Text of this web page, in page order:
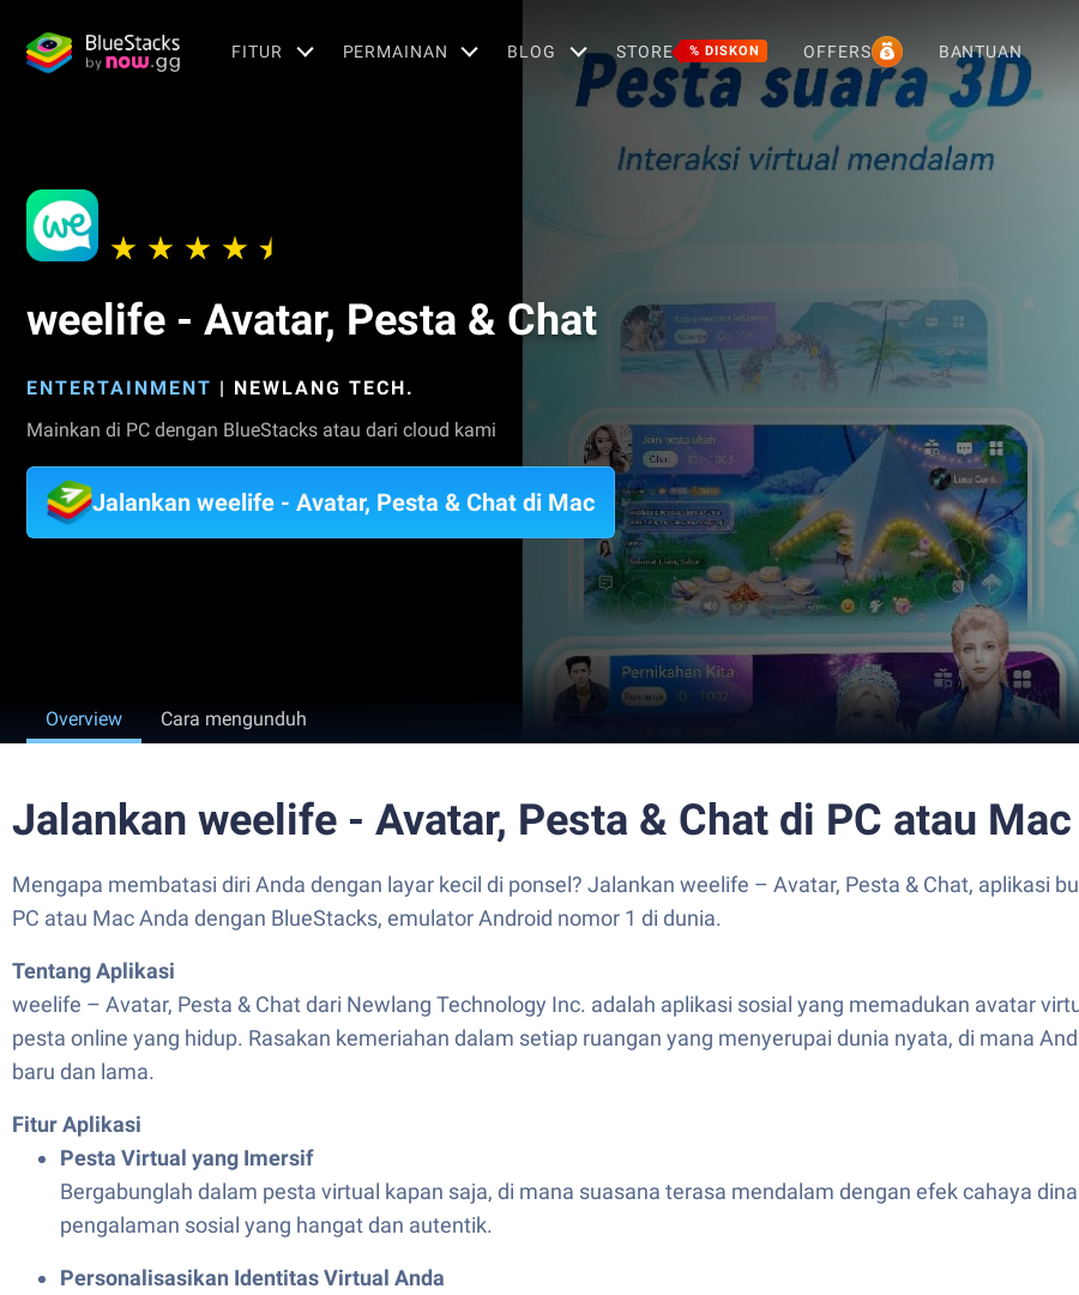
FITUR PERMAINAN BLOG STORE % DISKON OFFERS BANTUAN
weelife - Avatar, Pesta & Chat
ENTERTAINMENT | NEWLANG TECH.
Mainkan di PC dengan BlueStacks atau dari cloud kami
Jalankan weelife - Avatar, Pesta & Chat di Mac
Overview Cara mengunduh
Jalankan weelife - Avatar, Pesta & Chat di PC atau Mac
Mengapa membatasi diri Anda dengan layar kecil di ponsel? Jalankan weelife – Avatar, Pesta & Chat, aplikasi
PC atau Mac Anda dengan BlueStacks, emulator Android nomor 1 di dunia.
Tentang Aplikasi
weelife – Avatar, Pesta & Chat dari Newlang Technology Inc. adalah aplikasi sosial yang memadukan avatar
pesta online yang hidup. Rasakan kemeriahan dalam setiap ruangan yang menyerupai dunia nyata, di mana
baru dan lama.
Fitur Aplikasi
Pesta Virtual yang Imersif
Bergabunglah dalam pesta virtual kapan saja, di mana suasana terasa mendalam dengan efek cahaya
pengalaman sosial yang hangat dan autentik.
Personalisasikan Identitas Virtual Anda